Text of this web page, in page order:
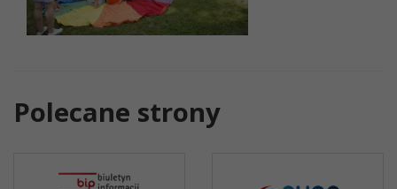
Polecane strony